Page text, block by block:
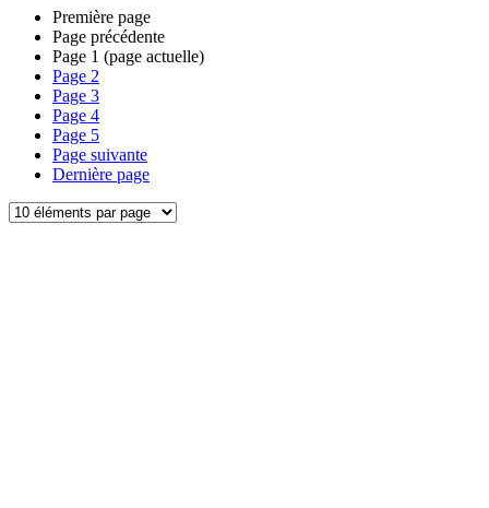
Première page
Page précédente
Page 1 (page actuelle)
Page 2
Page 3
Page 4
Page 5
Page suivante
Dernière page